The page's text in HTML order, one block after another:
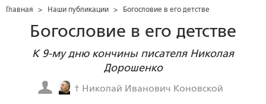
Главная > Наши публикации > Богословие в его детстве
Богословие в его детстве
К 9-му дню кончины писателя Николая
Дорошенко
† Николай Иванович Коновской